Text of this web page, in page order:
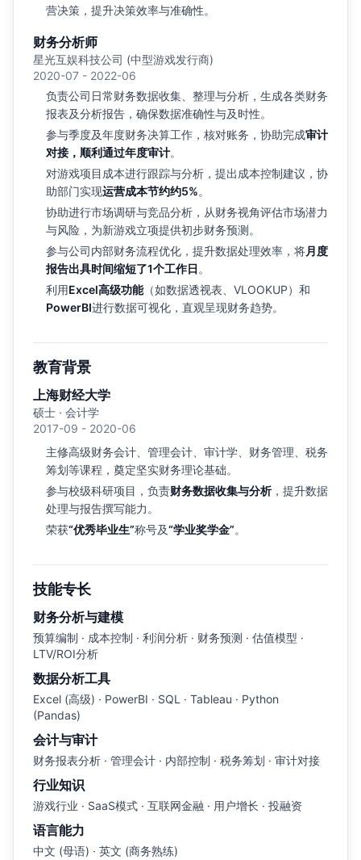
营决策，提升决策效率与准确性。
财务分析师
星光互娱科技公司 (中型游戏发行商)
2020-07 - 2022-06
负责公司日常财务数据收集、整理与分析，生成各类财务
报表及分析报告，确保数据准确性与及时性。
参与季度及年度财务决算工作，核对账务，协助完成审计
对接，顺利通过年度审计。
对游戏项目成本进行跟踪与分析，提出成本控制建议，协
助部门实现运营成本节约约5%。
协助进行市场调研与竞品分析，从财务视角评估市场潜力
与风险，为新游戏立项提供初步财务预测。
参与公司内部财务流程优化，提升数据处理效率，将月度
报告出具时间缩短了1个工作日 。
利用Excel高级功能（如数据透视表、VLOOKUP）和
PowerBI进行数据可视化，直观呈现财务趋势。
教育背景
上海财经大学
硕士 · 会计学
2017-09 - 2020-06
主修高级财务会计、管理会计、审计学、财务管理、税务
筹划等课程，奠定坚实财务理论基础。
参与校级科研项目，负责财务数据收集与分析，提升数据
处理与报告撰写能力。
荣获“优秀毕业生”称号及“学业奖学金”。
技能专长
财务分析与建模
预算编制 · 成本控制 · 利润分析 · 财务预测 · 估值模型 ·
LTV/ROI分析
数据分析工具
Excel (高级) · PowerBI · SQL · Tableau · Python
(Pandas)
会计与审计
财务报表分析 · 管理会计 · 内部控制 · 税务筹划 · 审计对接
行业知识
游戏行业 · SaaS模式 · 互联网金融 · 用户增长 · 投融资
语言能力
中文 (母语) · 英文 (商务熟练)